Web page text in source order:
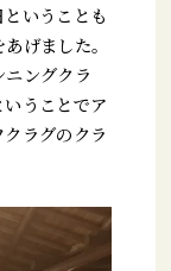
いうことも
げました。
ングクラ
うことでア
ラグのクラ